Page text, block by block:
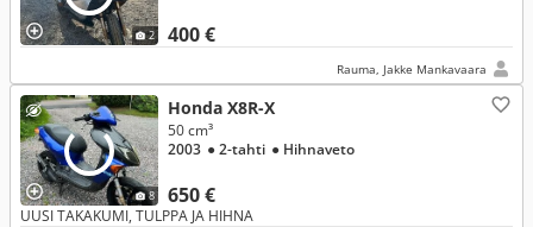
2 400 €
Rauma, Jakke Mankavaara
8
Honda X8R-X
650 €
50 cm³
2003 ● 2-tahti ● Hihnaveto
UUSI TAKAKUMI, TULPPA JA HIHNA